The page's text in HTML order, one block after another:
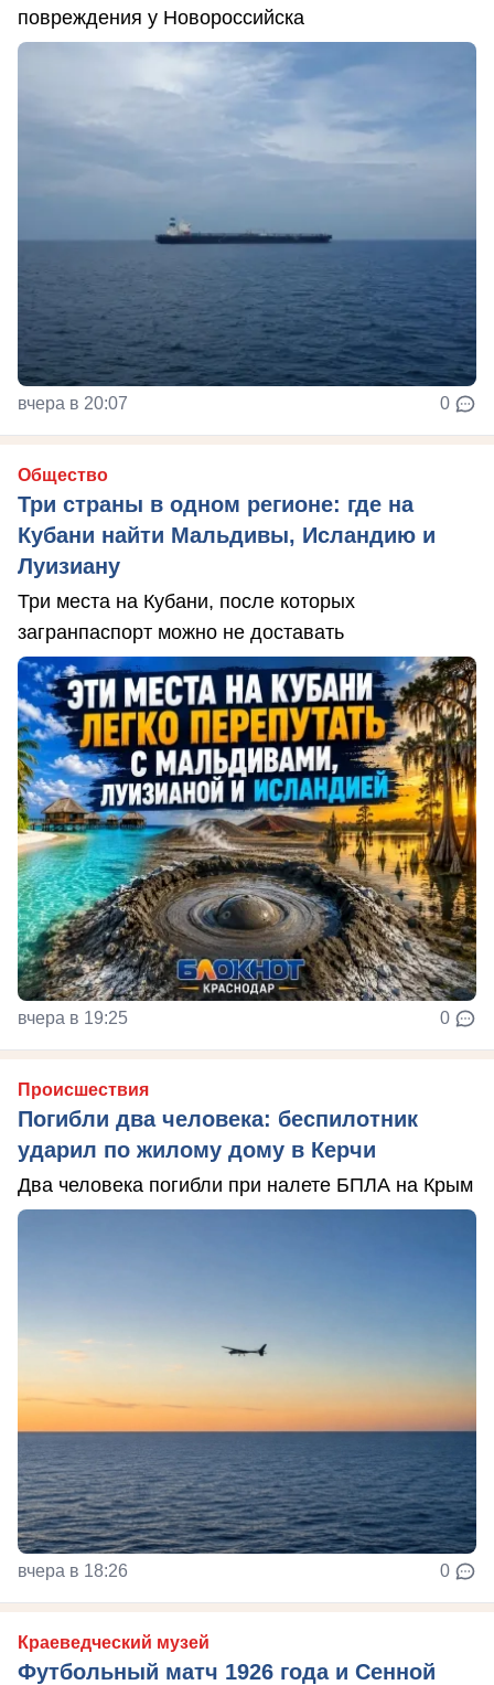
повреждения у Новороссийска
вчера в 20:07 0
Общество
Три страны в одном регионе: где на
Кубани найти Мальдивы, Исландию и
Луизиану
Три места на Кубани, после которых
загранпаспорт можно не доставать
вчера в 19:25 0
Происшествия
Погибли два человека: беспилотник
ударил по жилому дому в Керчи
Два человека погибли при налете БПЛА на Крым
вчера в 18:26 0
Краеведческий музей
Футбольный матч 1926 года и Сенной